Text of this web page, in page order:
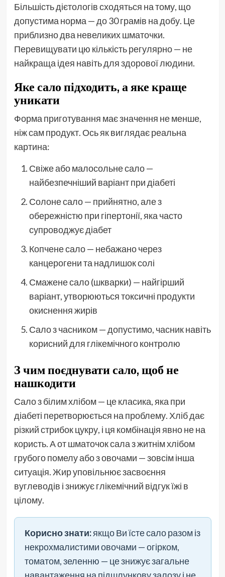
Більшість дієтологів сходяться на тому, що
допустима норма — до 30 грамів на добу. Це
приблизно два невеликих шматочки.
Перевищувати цю кількість регулярно — не
найкраща ідея навіть для здорової людини.
Яке сало підходить, а яке краще
уникати
Форма приготування має значення не менше,
ніж сам продукт. Ось як виглядає реальна
картина:
Свіже або малосольне сало —
найбезпечніший варіант при діабеті
Солоне сало — прийнятно, але з
обережністю при гіпертонії, яка часто
супроводжує діабет
Копчене сало — небажано через
канцерогени та надлишок солі
Смажене сало (шкварки) — найгірший
варіант, утворюються токсичні продукти
окиснення жирів
Сало з часником — допустимо, часник навіть
корисний для глікемічного контролю
З чим поєднувати сало, щоб не
нашкодити
Сало з білим хлібом — це класика, яка при
діабеті перетворюється на проблему. Хліб дає
різкий стрибок цукру, і ця комбінація явно не на
користь. А от шматочок сала з житнім хлібом
грубого помелу або з овочами — зовсім інша
ситуація. Жир уповільнює засвоєння
вуглеводів і знижує глікемічний відгук їжі в
цілому.
Корисно знати:якщо Ви їсте сало разом із
некрохмалистими овочами — огірком,
томатом, зеленню — це знижує загальне
навантаження на підшлункову залозу і не